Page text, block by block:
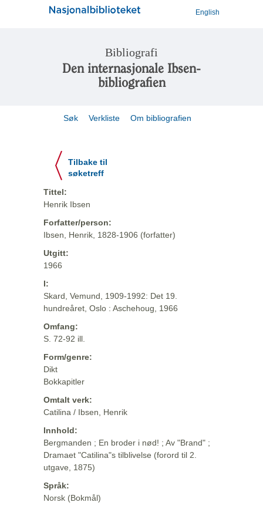
English
Bibliografi
Den internasjonale Ibsen-
bibliografien
Søk Verkliste Om bibliografien
Tilbake til
søketreff
Tittel:
Henrik Ibsen
Forfatter/person:
Ibsen, Henrik, 1828-1906 (forfatter)
Utgitt:
1966
I:
Skard, Vemund, 1909-1992: Det 19.
hundreåret, Oslo : Aschehoug, 1966
Omfang:
S. 72-92 ill.
Form/genre:
Dikt
Bokkapitler
Omtalt verk:
Catilina / Ibsen, Henrik
Innhold:
Bergmanden ; En broder i nød! ; Av "Brand" ;
Dramaet "Catilina"s tilblivelse (forord til 2.
utgave, 1875)
Språk:
Norsk (Bokmål)